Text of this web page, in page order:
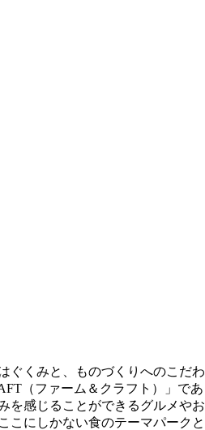
ぐくみと、ものづくりへのこだわ
（ファーム＆クラフト）」であ
を感じることができるグルメやお
こにしかない食のテーマパークと